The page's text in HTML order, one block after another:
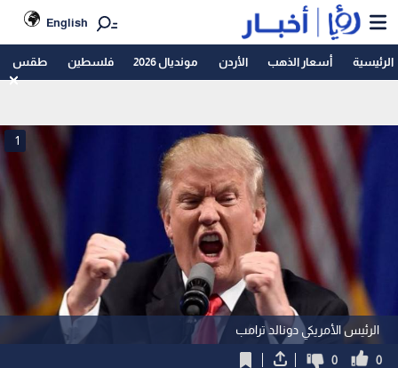
English
الرئيسية أسعار الذهب الأردن مونديال 2026 فلسطين طقس
الرئيس الأمريكي دونالد ترامب
1
0
0